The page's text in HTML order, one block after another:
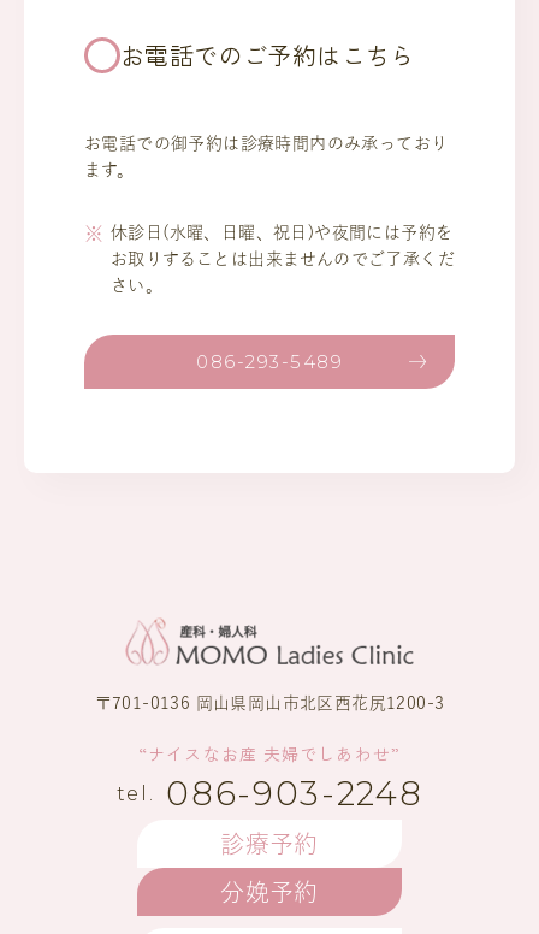
お電話でのご予約はこちら
お電話での御予約は診療時間内のみ承っており
ます。
休診日(水曜、日曜、祝日)や夜間には予約を
お取りすることは出来ませんのでご了承くだ
さい。
086-293-5489
〒701-0136 岡山県岡山市北区西花尻1200-3
“ナイスなお産 夫婦でしあわせ”
086-903-2248
診療予約
分娩予約